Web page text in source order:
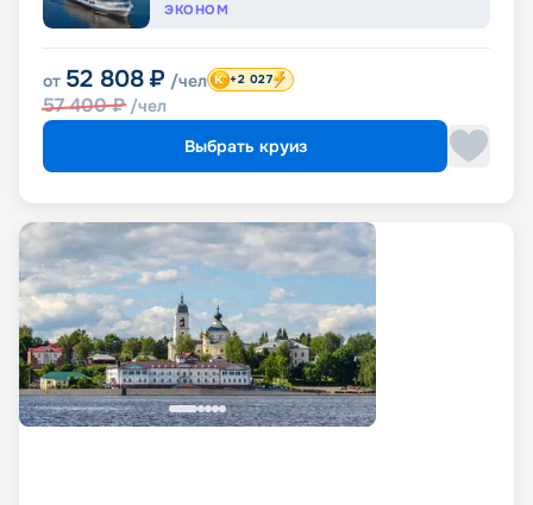
ЭКОНОМ
от 52 808 ₽ /чел
57 400₽ /чел
+2 027
Выбрать круиз